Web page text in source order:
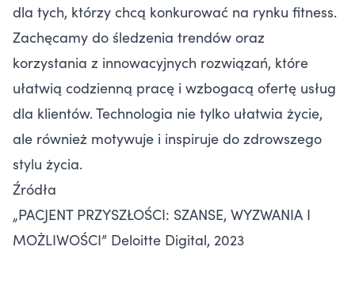
dla tych, którzy chcą konkurować na rynku fitness.
Zachęcamy do śledzenia trendów oraz
korzystania z innowacyjnych rozwiązań, które
ułatwią codzienną pracę i wzbogacą ofertę usług
dla klientów. Technologia nie tylko ułatwia życie,
ale również motywuje i inspiruje do zdrowszego
stylu życia.
Źródła
„PACJENT PRZYSZŁOŚCI: SZANSE, WYZWANIA I
MOŻLIWOŚCI” Deloitte Digital, 2023